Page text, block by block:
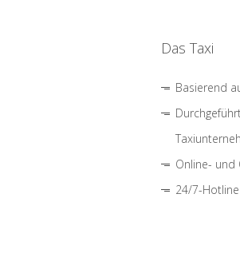
Das Taxi
Basierend
Online- und
24/7-Hotline